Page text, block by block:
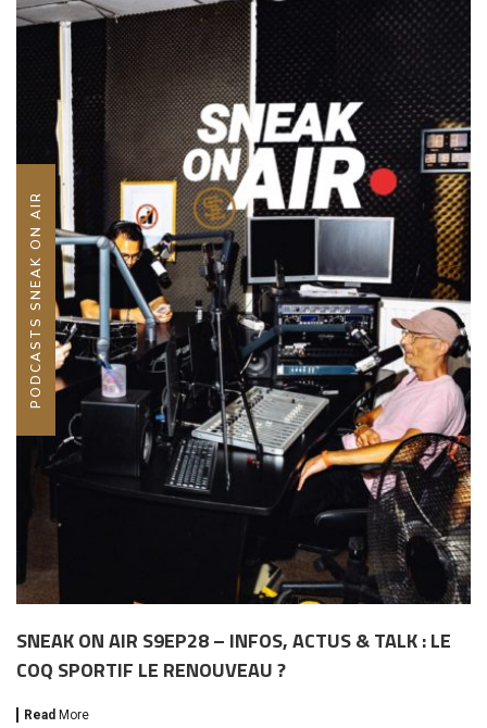
PODCASTS SNEAK ON AIR
SNEAK ON AIR S9EP28 – INFOS, ACTUS & TALK : LE
COQ SPORTIF LE RENOUVEAU ?
Read More